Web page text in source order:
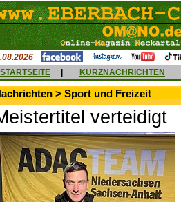
STARTSEITE
KURZNACHRICHTEN
> Sport und Freizeit
verteidigt